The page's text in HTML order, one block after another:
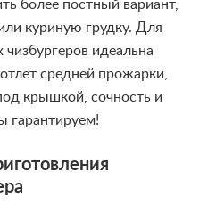
более постный вариант,
куриную грудку. Для
идеальна
средней прожарки,
крышкой, сочность и
гарантируем!